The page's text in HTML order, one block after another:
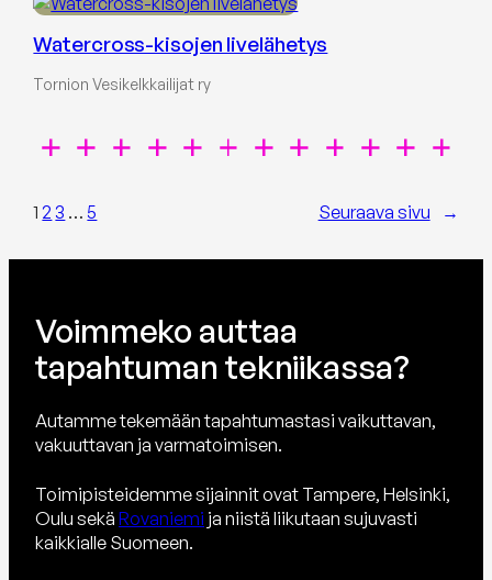
Watercross-kisojen livelähetys
Tornion Vesikelkkailijat ry
1 2 3 … 5 Seuraava sivu →
Voimmeko auttaa
tapahtuman tekniikassa?
Autamme tekemään tapahtumastasi vaikuttavan,
vakuuttavan ja varmatoimisen.
Toimipisteidemme sijainnit ovat Tampere, Helsinki,
Oulu sekä Rovaniemi ja niistä liikutaan sujuvasti
kaikkialle Suomeen.